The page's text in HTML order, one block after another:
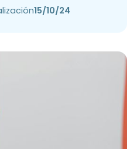
15/10/24